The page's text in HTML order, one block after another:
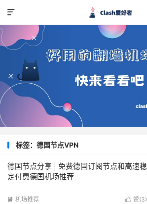

标签：德国节点VPN
德国节点分享 | 免费德国订阅节点和高速稳
定付费德国机场推荐
 赞(3)
 机场推荐